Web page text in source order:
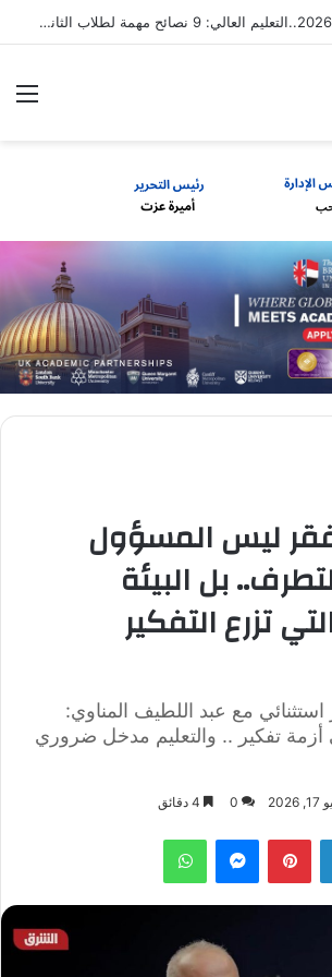
تنسيق الجامعات 2026..التعليم العالي: 9 نصائح مهمة لطلاب الثانوية العامة
ليس المسؤول
بل البيئة
تزرع التفكير
مع عبد اللطيف المناوي:
أزمة تفكير .. والتعليم مدخل ضروري
0
لينكدإن بينتيريستماسنجر واتساب